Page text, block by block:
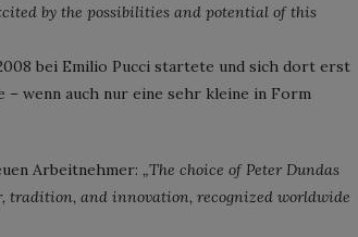
by the possibilities and potential of this
bei Emilio Pucci startete und sich dort erst
wenn auch nur eine sehr kleine in Form
Arbeitnehmer: „The choice of Peter Dundas
tradition, and innovation, recognized worldwide